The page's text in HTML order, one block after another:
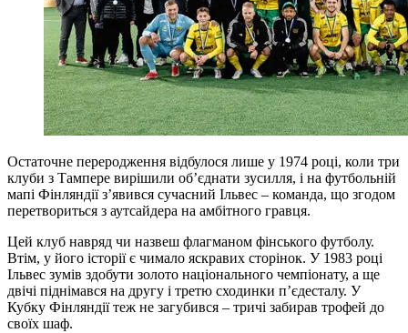
Остаточне переродження відбулося лише у 1974 році, коли три
клуби з Тампере вирішили об’єднати зусилля, і на футбольній
мапі Фінляндії з’явився сучасний Ільвес – команда, що згодом
перетвориться з аутсайдера на амбітного гравця.
Цей клуб навряд чи назвеш флагманом фінського футболу.
Втім, у його історії є чимало яскравих сторінок. У 1983 році
Ільвес зумів здобути золото національного чемпіонату, а ще
двічі піднімався на другу і третю сходинки п’єдесталу. У
Кубку Фінляндії теж не загубився – тричі забирав трофей до
своїх шаф.